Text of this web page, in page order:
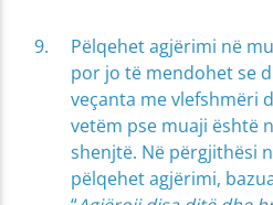
Pëlqehet agjërimi në
por jo të mendohet se
veçanta me vlefshmëri
vetëm pse muaji është
shenjtë. Në përgjithësi
pëlqehet agjërimi,